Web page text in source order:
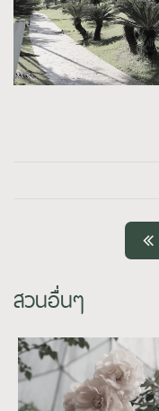
สวนอื่นๆ